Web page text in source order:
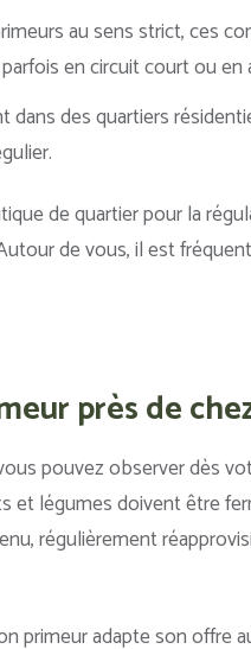
au sens strict, ces
en circuit court ou
dans des quartiers
de quartier pour la
de vous, il est
près de
pouvez observer dès
et légumes doivent être
régulièrement
primeur adapte son offre